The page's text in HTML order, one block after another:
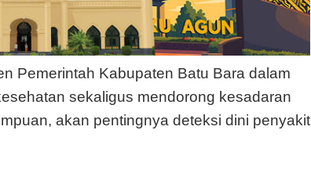
Pemerintah Kabupaten Batu Bara dalam
sekaligus mendorong kesadaran
akan pentingnya deteksi dini penyakit